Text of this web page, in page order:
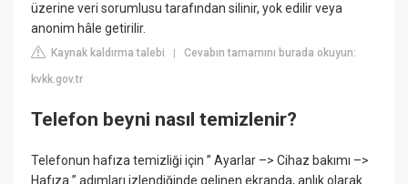
üzerine veri sorumlusu tarafından silinir, yok edilir veya
anonim hâle getirilir.
Kaynak kaldırma talebi |Cevabın tamamını burada okuyun:
kvkk.gov.tr
Telefon beyni nasıl temizlenir?
Telefonun hafıza temizliği için ” Ayarlar –> Cihaz bakımı –>
Hafıza ” adımları izlendiğinde gelinen ekranda, anlık olarak